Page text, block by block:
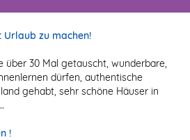
Urlaub zu machen!
über 30 Mal getauscht, wunderbare,
dürfen, authentische
gehabt, sehr schöne Häuser in
!